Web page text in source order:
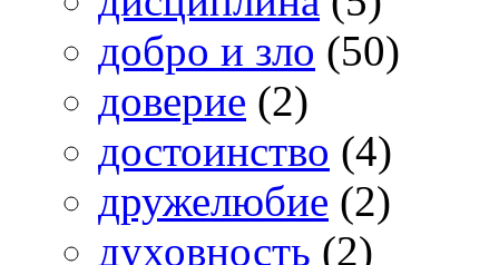
добро и зло (50)
доверие (2)
достоинство (4)
дружелюбие (2)
духовность (2)